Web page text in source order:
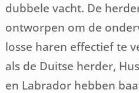
dubbele vacht. De
ontworpen om de
losse haren effectief te
als de Duitse herder,
en Labrador hebben